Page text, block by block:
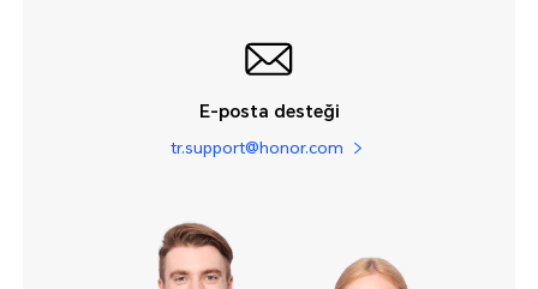
E-posta desteği
tr.support@honor.com